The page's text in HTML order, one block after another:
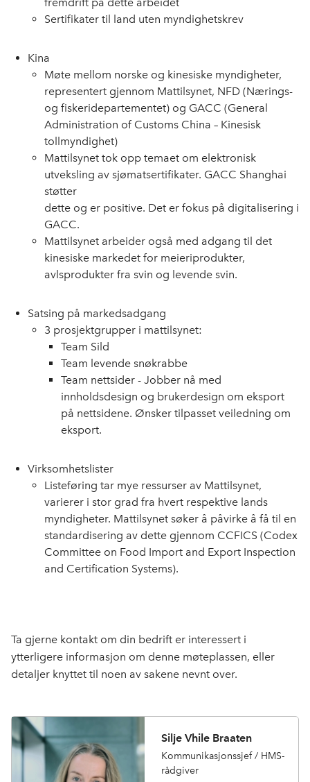
Sertifikater til land uten myndighetskrev
Kina
Møte mellom norske og kinesiske myndigheter,
representert gjennom Mattilsynet, NFD (Nærings-
og fiskeridepartementet) og GACC (General
Administration of Customs China – Kinesisk
tollmyndighet)
Mattilsynet tok opp temaet om elektronisk
utveksling av sjømatsertifikater. GACC Shanghai
støtter
dette og er positive. Det er fokus på digitalisering i
GACC.
Mattilsynet arbeider også med adgang til det
kinesiske markedet for meieriprodukter,
avlsprodukter fra svin og levende svin.
Satsing på markedsadgang
3 prosjektgrupper i mattilsynet:
Team Sild
Team levende snøkrabbe
Team nettsider - Jobber nå med
innholdsdesign og brukerdesign om eksport
på nettsidene. Ønsker tilpasset veiledning om
eksport.
Virksomhetslister
Listeføring tar mye ressurser av Mattilsynet,
varierer i stor grad fra hvert respektive lands
myndigheter. Mattilsynet søker å påvirke å få til en
standardisering av dette gjennom CCFICS (Codex
Committee on Food Import and Export Inspection
and Certification Systems).
Ta gjerne kontakt om din bedrift er interessert i
ytterligere informasjon om denne møteplassen, eller
detaljer knyttet til noen av sakene nevnt over.
Silje Vhile Braaten
Kommunikasjonssjef / HMS-
rådgiver